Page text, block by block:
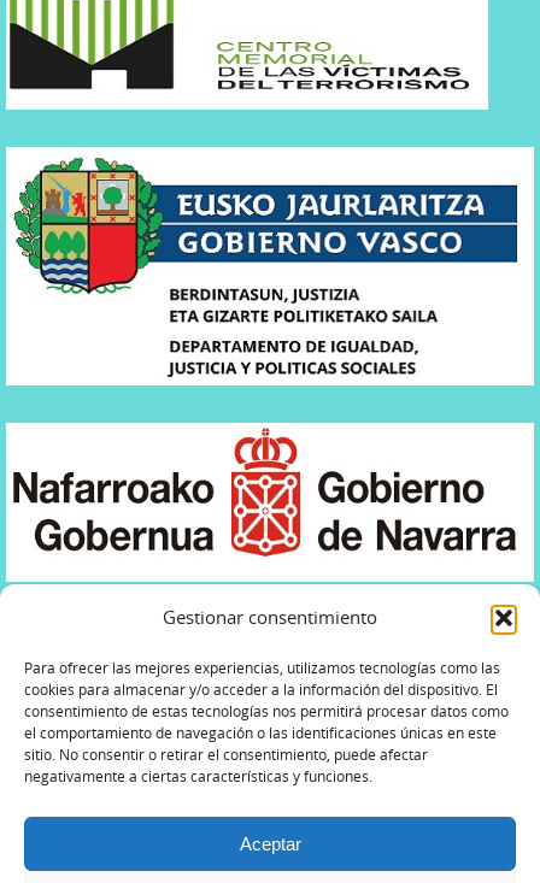
Gestionar consentimiento
Para ofrecer las mejores experiencias, utilizamos tecnologías como las
cookies para almacenar y/o acceder a la información del dispositivo. El
consentimiento de estas tecnologías nos permitirá procesar datos como
el comportamiento de navegación o las identificaciones únicas en este
sitio. No consentir o retirar el consentimiento, puede afectar
negativamente a ciertas características y funciones.
Aceptar
POLÍTICA DE PRIVACIDAD AVISO LEGAL
POLÍTICA DE COOKIES
Terrorismo